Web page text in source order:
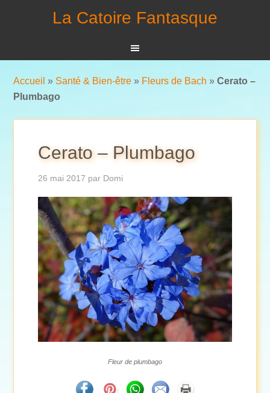
La Catoire Fantasque
Accueil » Santé & Bien-être » Fleurs de Bach »Cerato –
Plumbago
Cerato – Plumbago
26 mai 2017 par Domi
Fleur de plumbago